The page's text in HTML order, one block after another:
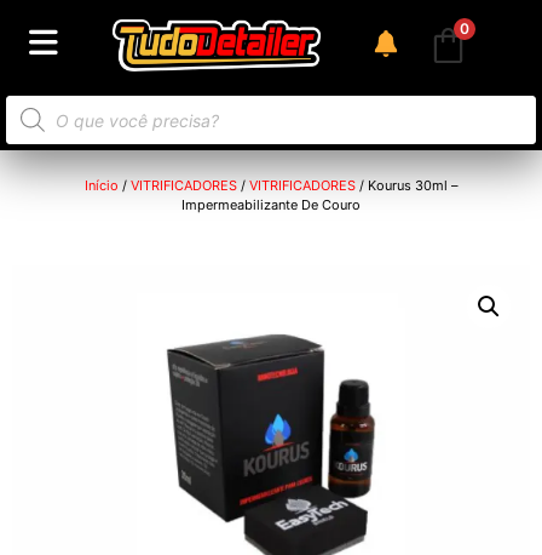
0
Início / VITRIFICADORES/ VITRIFICADORES/ Kourus 30ml –
Impermeabilizante De Couro